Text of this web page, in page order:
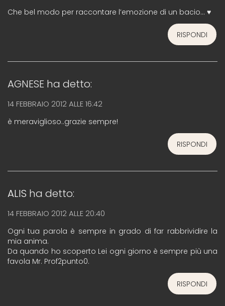
Che bel modo per raccontare l’emozione di un bacio… ♥
RISPONDI
AGNESE ha detto:
14 FEBBRAIO 2012 ALLE 16:42
è meraviglioso..grazie sempre!
RISPONDI
ALIS ha detto:
14 FEBBRAIO 2012 ALLE 20:40
Ogni tua parola è sempre in grado di far rabbrividire la
mia anima.
Da quando ho scoperto Lei ogni giorno è sempre più una
favola Mr. Prof2punto0.
RISPONDI